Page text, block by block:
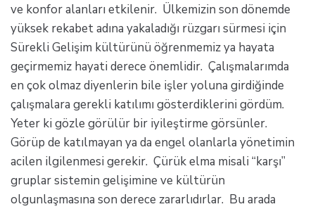
ve konfor alanları etkilenir. Ülkemizin son dönemde
yüksek rekabet adına yakaladığı rüzgarı sürmesi için
Sürekli Gelişim kültürünü öğrenmemiz ya hayata
geçirmemiz hayati derece önemlidir. Çalışmalarımda
en çok olmaz diyenlerin bile işler yoluna girdiğinde
çalışmalara gerekli katılımı gösterdiklerini gördüm.
Yeter ki gözle görülür bir iyileştirme görsünler.
Görüp de katılmayan ya da engel olanlarla yönetimin
acilen ilgilenmesi gerekir. Çürük elma misali “karşı”
gruplar sistemin gelişimine ve kültürün
olgunlaşmasına son derece zararlıdırlar. Bu arada